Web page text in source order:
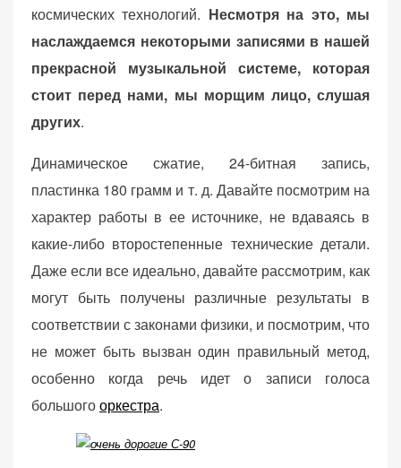
космических технологий. Несмотря на это, мы
наслаждаемся некоторыми записями в нашей
прекрасной музыкальной системе, которая
стоит перед нами, мы морщим лицо, слушая
других.
Динамическое сжатие, 24-битная запись,
пластинка 180 грамм и т. д. Давайте посмотрим на
характер работы в ее источнике, не вдаваясь в
какие-либо второстепенные технические детали.
Даже если все идеально, давайте рассмотрим, как
могут быть получены различные результаты в
соответствии с законами физики, и посмотрим, что
не может быть вызван один правильный метод,
особенно когда речь идет о записи голоса
большогооркестра.
реклама на основе
Рассказывая о своих
интересах и
поведении при
сайта, вы повышаете
вероятность
просмотра
персонализированного
контента и
предложений.